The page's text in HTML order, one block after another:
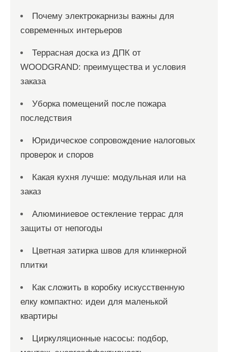
Почему электрокарнизы важны для
современных интерьеров
Террасная доска из ДПК от
WOODGRAND: преимущества и условия
заказа
Уборка помещений после пожара
последствия
Юридическое сопровождение налоговых
проверок и споров
Какая кухня лучше: модульная или на
заказ
Алюминиевое остекление террас для
защиты от непогоды
Цветная затирка швов для клинкерной
плитки
Как сложить в коробку искусственную
елку компактно: идеи для маленькой
квартиры
Циркуляционные насосы: подбор,